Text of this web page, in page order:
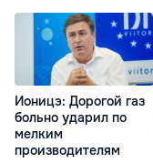
Ионицэ: Дорогой газ
больно ударил по
мелким
производителям